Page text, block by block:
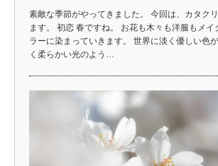
素敵な季節がやってきました。 今回は、カタク
ます。 初恋 春ですね。 お花も木々も洋服もメイ
ラーに染まっていきます。 世界に淡く優しい色
く柔らかい光のよう…